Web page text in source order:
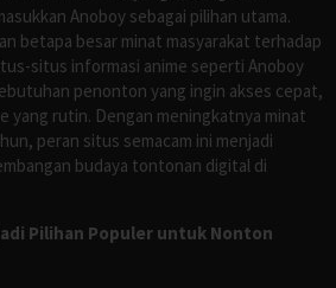
Anoboy sebagai pilihan utama.
betapa besar minat masyarakat terhadap
situs informasi anime seperti Anoboy
penonton yang ingin akses cepat,
yang rutin. Dengan meningkatnya minat
peran situs semacam ini menjadi
budaya tontonan digital di
Pilihan Populer untuk Nonton